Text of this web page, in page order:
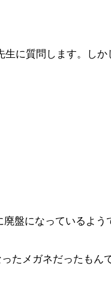
に質問します。しか
盤になっているよ
たメガネだったもん